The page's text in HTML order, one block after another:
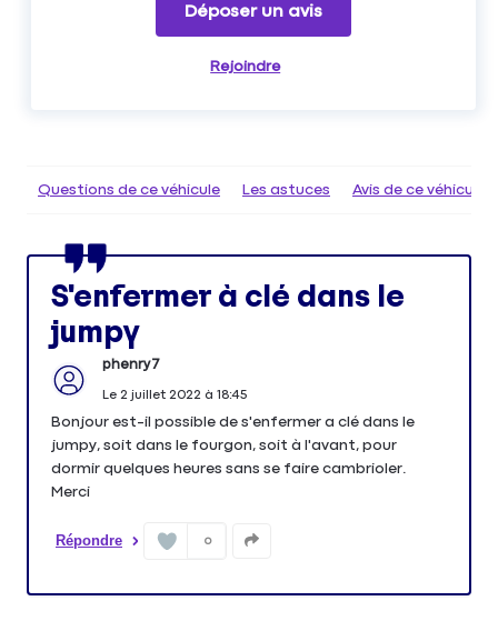
Déposer un avis
Rejoindre
Questions de ce véhicule Les astuces Avis de ce véhicule
S'enfermer à clé dans le
jumpy
phenry7
Le 2 juillet 2022à 18:45
Bonjour est-il possible de s'enfermer a clé dans le
jumpy, soit dans le fourgon, soit à l'avant, pour
dormir quelques heures sans se faire cambrioler.
Merci
Répondre 0